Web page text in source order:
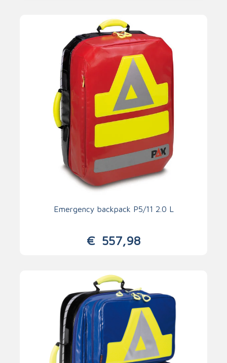
Emergency backpack P5/11 2.0 L
€ 557,98